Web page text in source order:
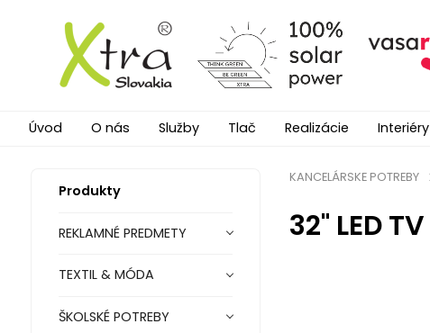
Úvod O nás Služby Tlač Realizácie Interiéry
Produkty
REKLAMNÉ PREDMETY
TEXTIL & MÓDA
ŠKOLSKÉ POTREBY
KANCELÁRSKE POTREBY
32" LED TV